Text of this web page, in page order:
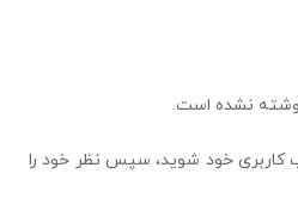
نشده است.
کاربری خود شوید، سپس نظر خود را